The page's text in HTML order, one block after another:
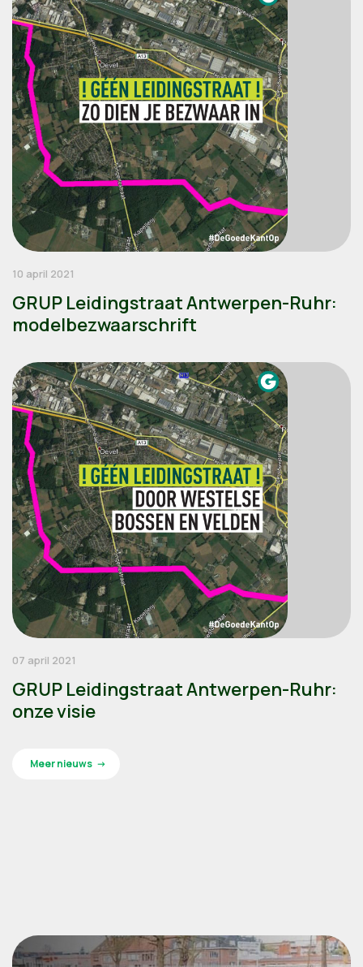
10 april 2021
GRUP Leidingstraat Antwerpen-Ruhr:
modelbezwaarschrift
07 april 2021
GRUP Leidingstraat Antwerpen-Ruhr:
onze visie
Meer nieuws